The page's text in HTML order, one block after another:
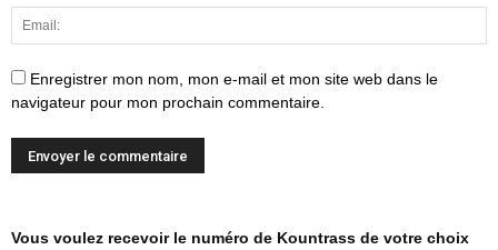
Enregistrer mon nom, mon e-mail et mon site web dans le
navigateur pour mon prochain commentaire.
Vous voulez recevoir le numéro de Kountrass de votre choix